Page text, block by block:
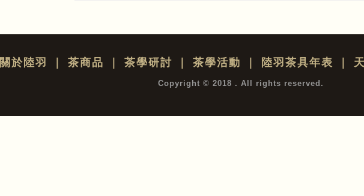
關於陸羽 茶商品 茶學研討 茶學活動 陸羽茶具年表
Copyright © 2018 . All rights reserved.